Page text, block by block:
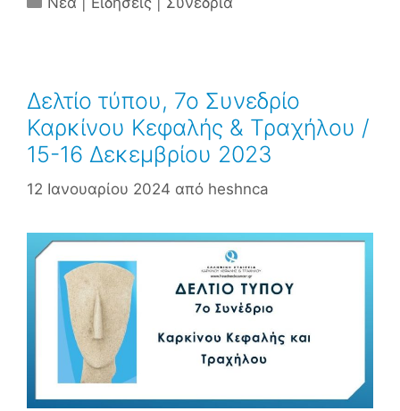
Δελτίο τύπου, 7ο Συνεδρίο
Καρκίνου Κεφαλής & Τραχήλου /
15-16 Δεκεμβρίου 2023
12 Ιανουαρίου 2024 από heshnca